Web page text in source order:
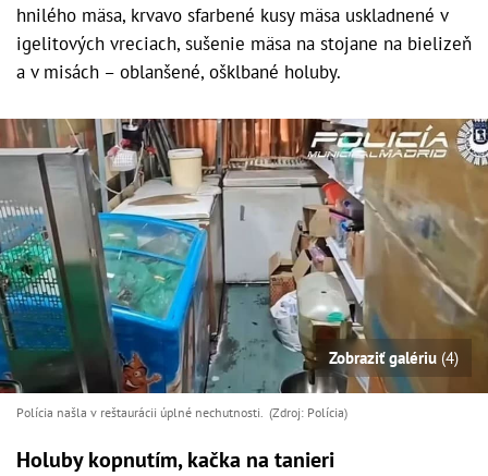
hnilého mäsa, krvavo sfarbené kusy mäsa uskladnené v
igelitových vreciach, sušenie mäsa na stojane na bielizeň
a v misách – oblanšené, ošklbané holuby.
Zobraziť galériu (4)
Polícia našla v reštaurácii úplné nechutnosti. (Zdroj: Polícia)
Holuby kopnutím, kačka na tanieri